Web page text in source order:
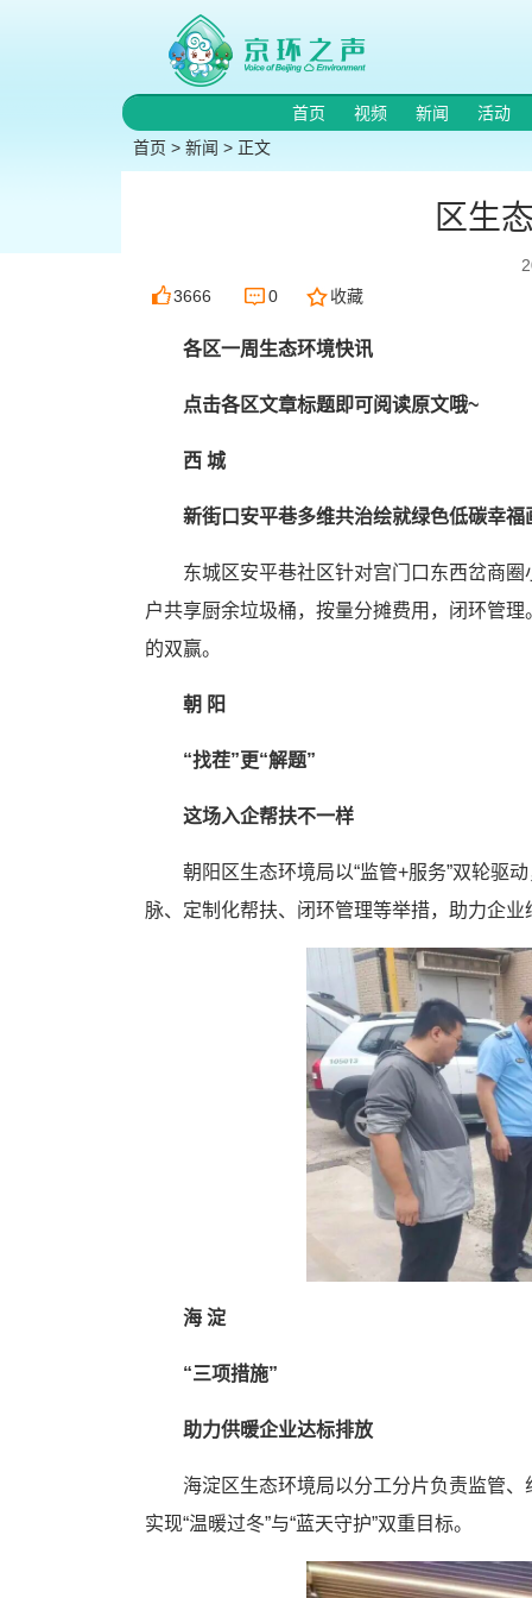
首页 视频 新闻
活动
首页 > 新闻 > 正文
区生
3666
0 收藏
各区一周生态环境快讯
点击各区文章标题即可阅读原文哦~
西 城
新街口安平巷多维共治绘就绿色低碳幸福
东城区安平巷社区针对宫门口东西岔商
户共享厨余垃圾桶，按量分摊费用，闭环管
的双赢。
朝 阳
“找茬”更“解题”
这场入企帮扶不一样
朝阳区生态环境局以“监管+服务”双轮驱
脉、定制化帮扶、闭环管理等举措，助力企业
海 淀
“三项措施”
助力供暖企业达标排放
海淀区生态环境局以分工分片负责监管
实现“温暖过冬”与“蓝天守护”双重目标。